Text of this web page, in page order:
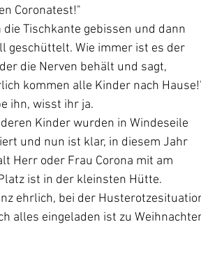
Coronatest!"
die Tischkante gebissen und dann
geschüttelt. Wie immer ist es der
die Nerven behält und sagt,
kommen alle Kinder nach
ihn, wisst ihr ja.
Kinder wurden in Windeseile
und nun ist klar, in diesem Jahr
Herr oder Frau Corona mit am
ist in der kleinsten Hütte.
ehrlich, bei der
alles eingeladen ist zu